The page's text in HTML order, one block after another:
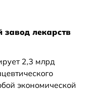
завод лекарств
2,3 млрд
экономической